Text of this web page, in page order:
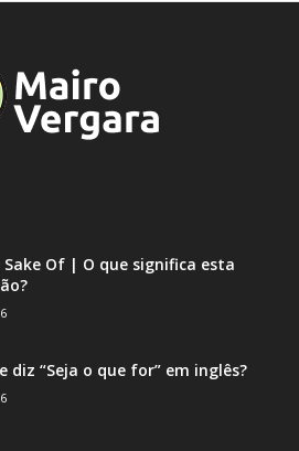
Sake Of | O que significa esta
diz “Seja o que for” em inglês?